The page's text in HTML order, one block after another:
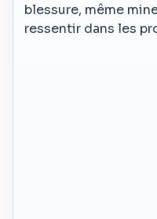
blessure, même
ressentir dans les